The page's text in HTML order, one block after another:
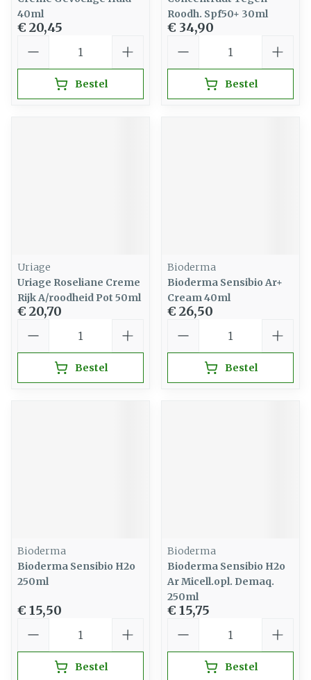
40ml
€ 20,45
Bestel
Roodh. Spf50+ 30ml
€ 34,90
Bestel
Uriage
Uriage Roseliane Creme
Rijk A/roodheid Pot 50ml
€ 20,70
Bestel
Bioderma
Bioderma Sensibio Ar+
Cream 40ml
€ 26,50
Bestel
Bioderma
Bioderma Sensibio H2o
250ml
€ 15,50
Bestel
Bioderma
Bioderma Sensibio H2o
Ar Micell.opl. Demaq.
250ml
€ 15,75
Bestel